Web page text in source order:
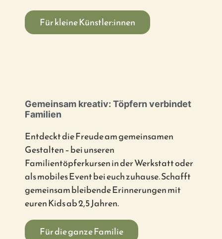
Für kleine Künstler:innen
Gemeinsam kreativ: Töpfern verbindet
Familien
Entdeckt die Freude am gemeinsamen
Gestalten – bei unseren
Familientöpferkursen in der Werkstatt oder
als mobiles Event bei euch zuhause. Schafft
gemeinsam bleibende Erinnerungen mit
euren Kids ab 2,5 Jahren.
Für die ganze Familie